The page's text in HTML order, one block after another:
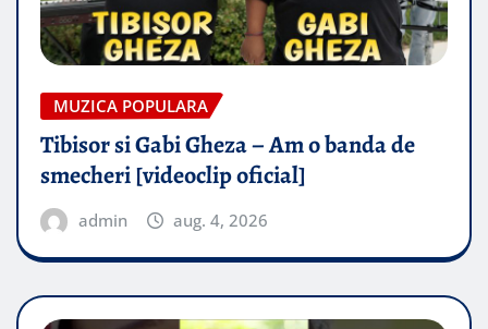
MUZICA POPULARA
Tibisor si Gabi Gheza – Am o banda de
smecheri [videoclip oficial]
admin aug. 4, 2026